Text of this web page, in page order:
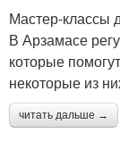
Мастер-классы
В Арзамасе
которые
некоторые из
читать дальше →